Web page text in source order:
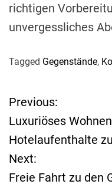
richtigen
unvergessliches
Tagged Gegenstände,
B
e
i
Previous:
Luxuriöses
Hotelaufenthalte
Next:
Freie Fahrt zu den